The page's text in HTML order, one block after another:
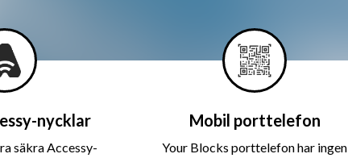
nycklar
säkra Accessy-
Mobil porttelefon
Your Blocks porttelefon har ingen